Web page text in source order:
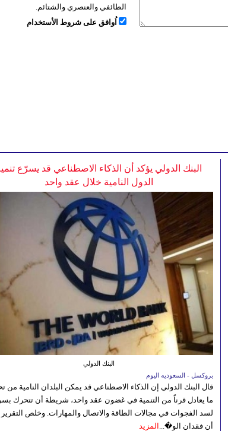
الطائفي والعنصري والشتائم.
اُوافق على شروط الأستخدام
البنك الدولي يؤكد أن الذكاء الاصطناعي قد يسرّع
الدول النامية خلال عقد واحد
البنك الدولي
بروكسل - السعوديه اليوم
قال البنك الدولي إن الذكاء الاصطناعي قد يمكن البلدان النامية من
ما يعادل قرناً من التنمية في غضون عقد واحد، شريطة أن تتحرك
لسد الفجوات في مجالات الطاقة والاتصال والمهارات. وخلص
أن فقدان الو�... المزيد